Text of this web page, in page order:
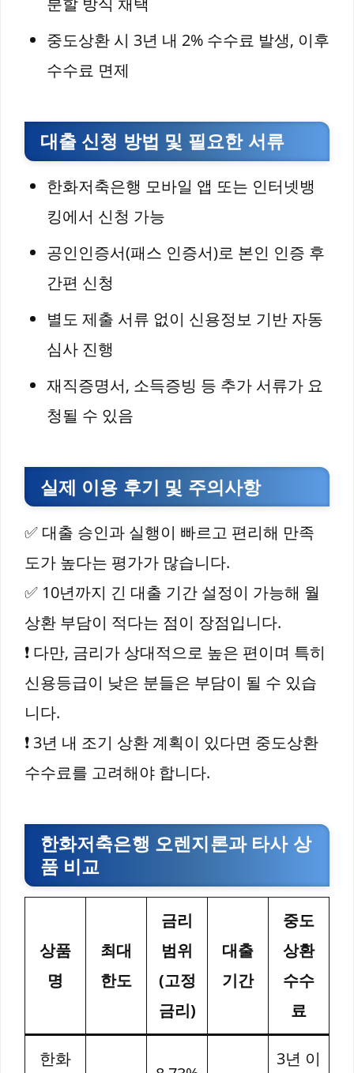
중도상환 시 3년 내 2% 수수료 발생, 이후
수수료 면제
대출 신청 방법 및 필요한 서류
한화저축은행 모바일 앱 또는 인터넷뱅
킹에서 신청 가능
공인인증서(패스 인증서)로 본인 인증 후
간편 신청
별도 제출 서류 없이 신용정보 기반 자동
심사 진행
재직증명서, 소득증빙 등 추가 서류가 요
청될 수 있음
실제 이용 후기 및 주의사항
✅ 대출 승인과 실행이 빠르고 편리해 만족
도가 높다는 평가가 많습니다.
✅ 10년까지 긴 대출 기간 설정이 가능해 월
상환 부담이 적다는 점이 장점입니다.
❗ 다만, 금리가 상대적으로 높은 편이며 특히
신용등급이 낮은 분들은 부담이 될 수 있습
니다.
❗ 3년 내 조기 상환 계획이 있다면 중도상환
수수료를 고려해야 합니다.
한화저축은행 오렌지론과 타사 상
품 비교
상품
명
최대
한도
금리
범위
(고정
금리)
대출
기간
중도
상환
수수
료
한화
3년 이